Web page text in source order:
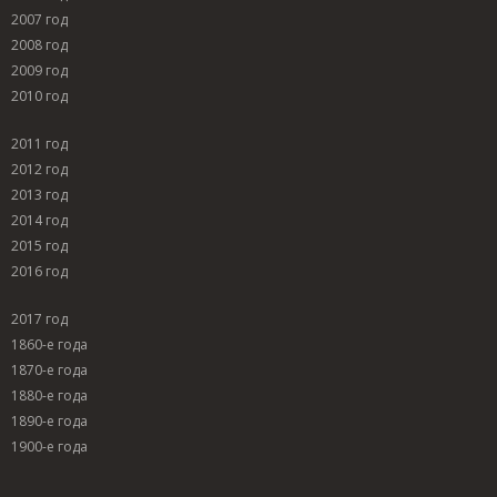
2007 год
2008 год
2009 год
2010 год
2011 год
2012 год
2013 год
2014 год
2015 год
2016 год
2017 год
1860-е года
1870-е года
1880-е года
1890-е года
1900-е года